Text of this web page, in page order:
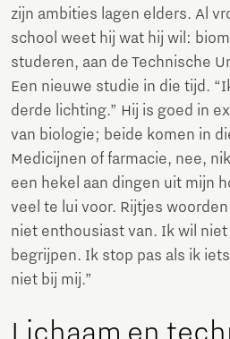
zijn ambities lagen elders. Al
school weet hij wat hij wil:
studeren, aan de Technische
Een nieuwe studie in die tijd.
derde lichting.” Hij is goed in
van biologie; beide komen in
Medicijnen of farmacie, nee,
een hekel aan dingen uit mijn
veel te lui voor. Rijtjes
niet enthousiast van. Ik wil
begrijpen. Ik stop pas als ik
niet bij mij.”